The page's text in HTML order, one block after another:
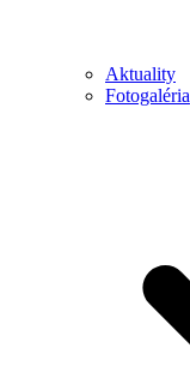
Aktuality
Fotogaléria